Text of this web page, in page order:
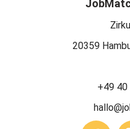
20359
+49